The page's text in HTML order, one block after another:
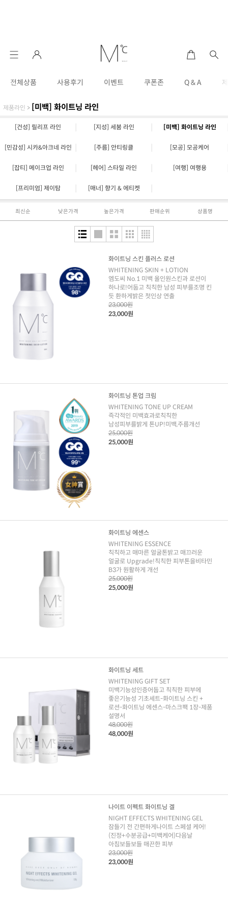
전체상품 사용후기 이벤트 쿠폰존 Q & A
제품라인 > [미백] 화이트닝 라인
[건성] 릴리프 라인 [지성] 세붐 라인 [미백] 화이트닝 라인
[민감성] 시카&아크네 라인 [주름] 안티링클 [모공] 모공케어
[잡티] 메이크업 라인 [헤어] 스타일 라인 [여행] 여행용
[프리미엄] 제이탐 [매너] 향기 & 에티켓
최신순 낮은가격 높은가격 판매순위 상품명
화이트닝 스킨 플러스 로션
WHITENING SKIN + LOTION
엠도씨 No.1 미백 올인원스킨과 로션이
하나로!어둡고 칙칙한 남성 피부를조명 킨
듯 환하게밝은 첫인상 연출
23,000원
23,000원
화이트닝 톤업 크림
WHITENING TONE UP CREAM
즉각적인 미백효과로칙칙한
남성피부를밝게 톤UP!미백,주름개선
25,000원
25,000원
화이트닝 에센스
WHITENING ESSENCE
칙칙하고 매마른 얼굴톤밝고 매끄러운
얼굴로 Upgrade!칙칙한 피부톤을비타민
B3가 원활하게 개선
25,000원
25,000원
화이트닝 세트
WHITENING GIFT SET
미백기능성인증어둡고 칙칙한 피부에
좋은기능성 기초세트-화이트닝 스킨 +
로션-화이트닝 에센스-마스크팩 1장-제품
설명서
48,000원
48,000원
나이트 이펙트 화이트닝 겔
NIGHT EFFECTS WHITENING GEL
잠들기 전 간편하게나이트 스페셜 케어!
(진정+수분공급+미백케어)다음날
아침보들보들 매끈한 피부
23,000원
23,000원